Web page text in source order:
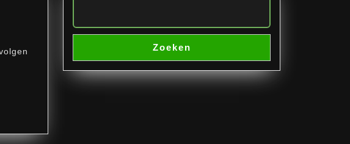
Zoeken